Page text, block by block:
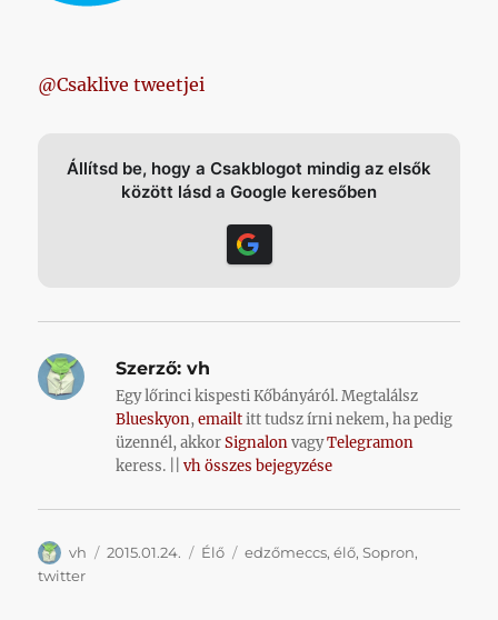
@Csaklive tweetjei
Állítsd be, hogy a Csakblogot mindig az elsők
között lásd a Google keresőben
Szerző: vh
Egy lőrinci kispesti Kőbányáról. Megtalálsz
Blueskyon,emailtitt tudsz írni nekem, ha pedig
üzennél, akkorSignalonvagyTelegramon
keress. ||vh összes bejegyzése
Szerző
vh Közzétéve
2015.01.24. Kategória
Élő Címke
edzőmeccs,élő,Sopron,
twitter